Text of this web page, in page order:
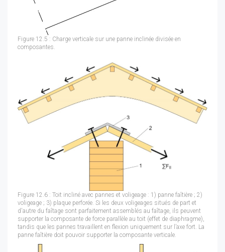
Figure 12.5 : Charge verticale sur une panne inclinée divisée en
composantes.
Figure 12.6 : Toit incliné avec pannes et voligeage : 1) panne faîtière ; 2)
voligeage ; 3) plaque perforée. Si les deux voligeages situés de part et
d'autre du faîtage sont parfaitement assemblés au faîtage, ils peuvent
supporter la composante de force parallèle au toit (effet de diaphragme),
tandis que les pannes travaillent en flexion uniquement sur l’axe fort. La
panne faîtière doit pouvoir supporter la composante verticale.